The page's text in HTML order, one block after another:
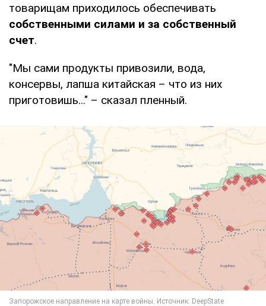
товарищам приходилось обеспечивать
собственными силами и за собственный
счет.
"Мы сами продукты привозили, вода,
консервы, лапша китайская – что из них
приготовишь..." – сказал пленный.